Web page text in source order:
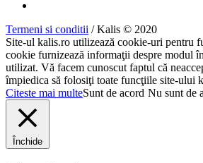
Termeni si conditii / Kalis © 2020
Site-ul kalis.ro utilizează cookie-uri pentru
cookie furnizează informaţii despre modul
utilizat. Vă facem cunoscut faptul că
împiedica să folosiţi toate funcţiile site-ului
Citeste mai multeSunt de acord Nu sunt de
Închide